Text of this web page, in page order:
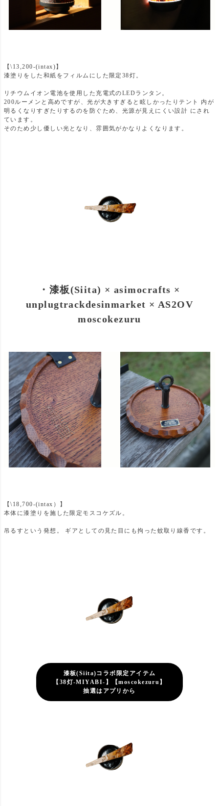
【\13,200-(intax)】
漆塗りをした和紙をフィルムにした限定38灯。
リチウムイオン電池を使用した充電式のLEDランタン。
200ルーメンと高めですが、光が大きすぎると眩しかったりテント 内が
明るくなりすぎたりするのを防ぐため、光源が見えにくい設計 にされ
ています。
そのため少し優しい光となり、雰囲気がかなりよくなります。
・漆板(Siita) × asimocrafts ×
unplugtrackdesinmarket × AS2OV
moscokezuru
【\18,700-(intax）】
本体に漆塗りを施した限定モスコケズル。
吊るすという発想。 ギアとしての見た目にも拘った蚊取り線香です。
漆板(Siita)コラボ限定アイテム
【38灯-MIYABI-】【moscokezuru】
抽選はアプリから